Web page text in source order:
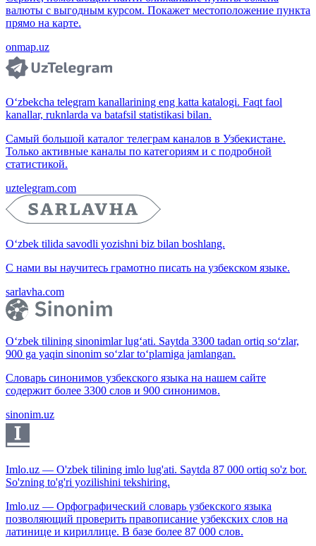
валюты с выгодным курсом. Покажет местоположение пункта
прямо на карте.
onmap.uz
O‘zbekcha telegram kanallarining eng katta katalogi. Faqt faol
kanallar, ruknlarda va batafsil statistikasi bilan.
Самый большой каталог телеграм каналов в Узбекистане.
Только активные каналы по категориям и с подробной
статистикой.
uztelegram.com
O‘zbek tilida savodli yozishni biz bilan boshlang.
С нами вы научитесь грамотно писать на узбекском языке.
sarlavha.com
O‘zbek tilining sinonimlar lug‘ati. Saytda 3300 tadan ortiq so‘zlar,
900 ga yaqin sinonim so‘zlar to‘plamiga jamlangan.
Словарь синонимов узбекского языка на нашем сайте
содержит более 3300 слов и 900 синонимов.
sinonim.uz
Imlo.uz — O'zbek tilining imlo lug'ati. Saytda 87 000 ortiq so'z bor.
So'zning to'g'ri yozilishini tekshiring.
Imlo.uz — Орфографический словарь узбекского языка
позволяющий проверить правописание узбекских слов на
латинице и кириллице. В базе более 87 000 слов.